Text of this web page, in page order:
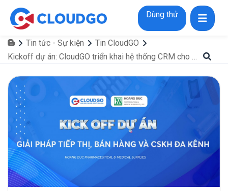
Dùng thử
Tin tức - Sự kiện
Tin CloudGO
Kickoff dự án: CloudGO triển khai hệ thống CRM cho Công ty TNHH Dược phẩm và Trang thiết bị Y tế Hoàng Đức